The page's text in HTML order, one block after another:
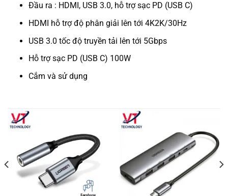
Đầu ra : HDMI, USB 3.0, hỗ trợ sạc PD (USB C)
HDMI hỗ trợ độ phân giải lên tới 4K2K/30Hz
USB 3.0 tốc độ truyền tải lên tới 5Gbps
Hỗ trợ sạc PD (USB C) 100W
Cắm và sử dụng